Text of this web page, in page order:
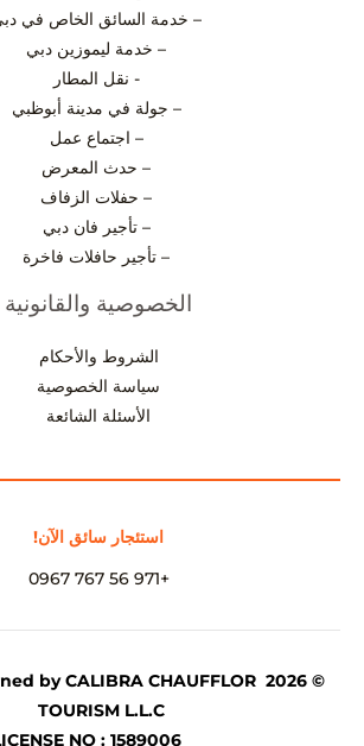
– خدمة السائق الخاص في
– خدمة ليموزين دبي
- نقل المطار
– جولة في مدينة أبوظبي
– اجتماع عمل
– حدث المعرض
– حفلات الزفاف
– تأجير فان دبي
– تأجير حافلات فاخرة
الخصوصية والقانونية
الشروط والأحكام
سياسة الخصوصية
الأسئلة الشائعة
استئجار سائق الآن!
+971 56 767 0967
Owned by CALIBRA CHAUFFLOR
TOURISM L.L.C